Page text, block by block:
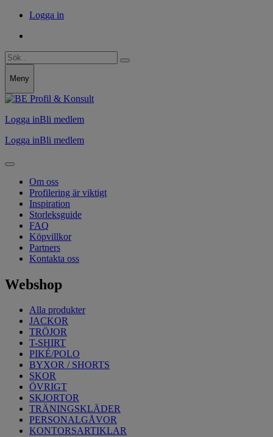
Logga in
Meny
Logga inBli medlem
Logga inBli medlem
Om oss
Profilering är viktigt
Inspiration
Storleksguide
FAQ
Köpvillkor
Partners
Kontakta oss
Webshop
Alla produkter
JACKOR
TRÖJOR
T-SHIRT
PIKÉ/POLO
BYXOR / SHORTS
SKOR
ÖVRIGT
SKJORTOR
TRÄNINGSKLÄDER
PERSONALGÅVOR
KONTORSARTIKLAR